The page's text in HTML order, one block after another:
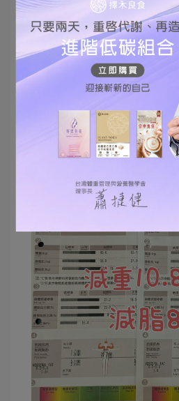
X = ————————
log(0.988)
當Y = 70公斤，X = 11.6週
所以需要11.6 週，很準吧！
學員：........我要下課了，老師